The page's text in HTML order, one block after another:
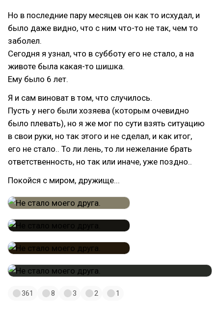
Но в последние пару месяцев он как то исхудал, и
было даже видно, что с ним что-то не так, чем то
заболел.
Сегодня я узнал, что в субботу его не стало, а на
животе была какая-то шишка.
Ему было 6 лет.
Я и сам виноват в том, что случилось.
Пусть у него были хозяева (которым очевидно
было плевать), но я же мог по сути взять ситуацию
в свои руки, но так этого и не сделал, и как итог,
его не стало.. То ли лень, то ли нежелание брать
ответственность, но так или иначе, уже поздно..
Покойся с миром, дружище...
361 8 3 2 1